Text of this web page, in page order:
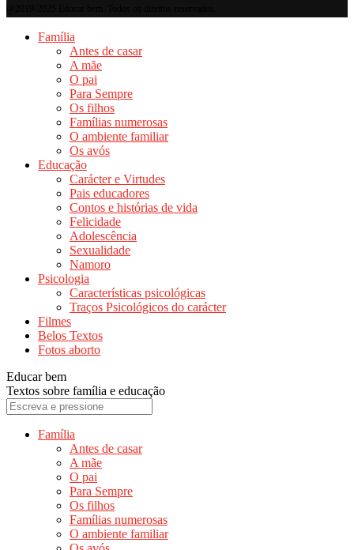
Família
Antes de casar
A mãe
O pai
Para Sempre
Os filhos
Famílias numerosas
O ambiente familiar
Os avós
Educação
Carácter e Virtudes
Pais educadores
Contos e histórias de vida
Felicidade
Adolescência
Sexualidade
Namoro
Psicologia
Características psicológicas
Traços Psicológicos do carácter
Filmes
Belos Textos
Fotos aborto
Educar bem
Textos sobre família e educação
Família
Antes de casar
A mãe
O pai
Para Sempre
Os filhos
Famílias numerosas
O ambiente familiar